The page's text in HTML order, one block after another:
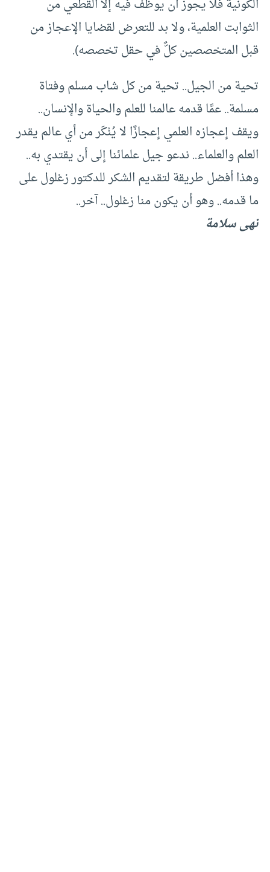
الكونية فلا يجوز أن يوظف فيه إلا القطعي من
الثوابت العلمية، ولا بد للتعرض لقضايا الإعجاز من
قبل المتخصصين كلٌّ في حقل تخصصه).
تحية من الجيل.. تحية من كل شاب مسلم وفتاة
مسلمة.. عمَّا قدمه عالمنا للعلم والحياة والإنسان..
ويقف إعجازه العلمي إعجازًا لا يُنْكَر من أي عالم يقدر
العلم والعلماء.. ندعو جيل علمائنا إلى أن يقتدي به..
وهذا أفضل طريقة لتقديم الشكر للدكتور زغلول على
ما قدمه.. وهو أن يكون منا زغلول.. آخر..
نهى سلامة